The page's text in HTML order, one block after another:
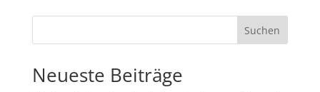
Suchen
Neueste Beiträge